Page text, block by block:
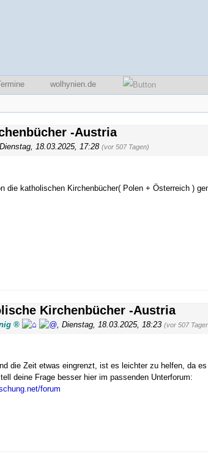
wolhynien.de
-Austria
Dienstag, 18.03.2025, 17:28 (vor 507 Tagen)
die katholischen Kirchenbücher( Polen + Österreich )
Kirchenbücher -Austria
Dienstag, 18.03.2025, 18:23 (vor 507
die Zeit etwas eingrenzt, ist es leichter zu helfen, da
deine Frage besser hier im passenden Unterforum:
forum